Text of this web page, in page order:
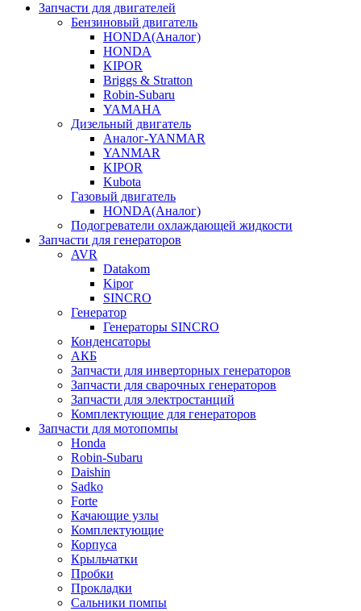
Запчасти для двигателей
Бензиновый двигатель
HONDA(Aналог)
HONDA
KIPOR
Briggs & Stratton
Robin-Subaru
YAMAHA
Дизельный двигатель
Аналог-YANMAR
YANMAR
KIPOR
Kubota
Газовый двигатель
HONDA(Aналог)
Подогреватели охлаждающей жидкости
Запчасти для генераторов
AVR
Datakom
Kipor
SINCRO
Генератор
Генераторы SINCRO
Конденсаторы
АКБ
Запчасти для инверторных генераторов
Запчасти для сварочных генераторов
Запчасти для электростанций
Комплектующие для генераторов
Запчасти для мотопомпы
Honda
Robin-Subaru
Daishin
Sadko
Forte
Качающие узлы
Комплектующие
Корпуса
Крыльчатки
Пробки
Прокладки
Сальники помпы